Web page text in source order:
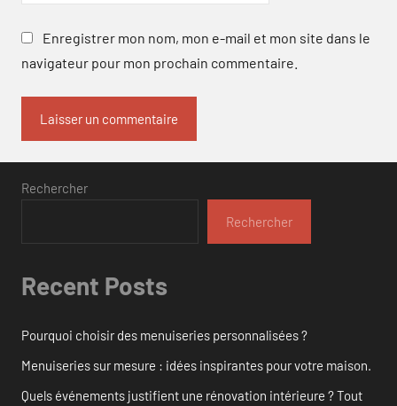
Enregistrer mon nom, mon e-mail et mon site dans le
navigateur pour mon prochain commentaire.
Rechercher
Rechercher
Recent Posts
Pourquoi choisir des menuiseries personnalisées ?
Menuiseries sur mesure : idées inspirantes pour votre maison.
Quels événements justifient une rénovation intérieure ? Tout